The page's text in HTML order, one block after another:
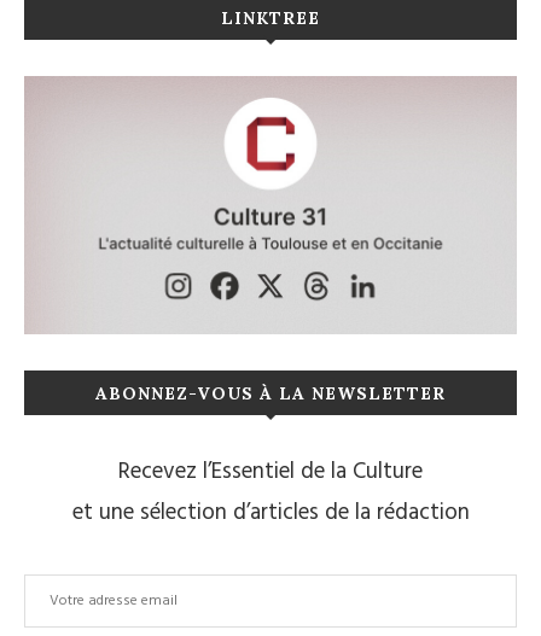
LINKTREE
ABONNEZ-VOUS À LA NEWSLETTER
Recevez l’Essentiel de la Culture
et une sélection d’articles de la rédaction